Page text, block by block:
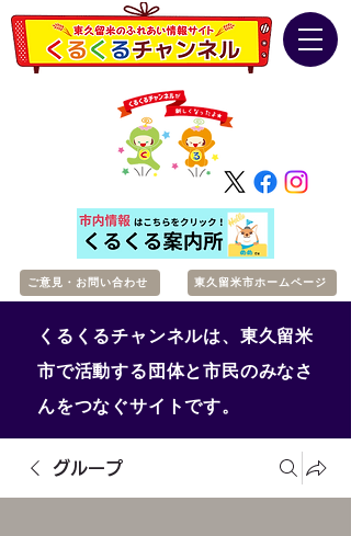
ご意見・お問い合わせ 東久留米市ホームページ
くるくるチャンネルは、東久留米
市で活動する団体と市民のみなさ
んをつなぐサイトです。
グループ